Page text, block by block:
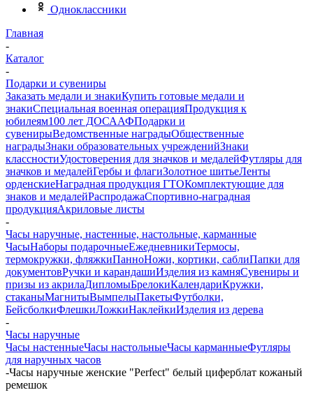
Одноклассники
Главная
-
Каталог
-
Подарки и сувениры
Заказать медали и знакиКупить готовые медали и
знакиСпециальная военная операцияПродукция к
юбилеям100 лет ДОСААФПодарки и
сувенирыВедомственные наградыОбщественные
наградыЗнаки образовательных учрежденийЗнаки
классностиУдостоверения для значков и медалейФутляры для
значков и медалейГербы и флагиЗолотное шитьеЛенты
орденскиеНаградная продукция ГТОКомплектующие для
знаков и медалейРаспродажаСпортивно-наградная
продукцияАкриловые листы
-
Часы наручные, настенные, настольные, карманные
ЧасыНаборы подарочныеЕжедневникиТермосы,
термокружки, фляжкиПанноНожи, кортики, саблиПапки для
документовРучки и карандашиИзделия из камняСувениры и
призы из акрилаДипломыБрелокиКалендариКружки,
стаканыМагнитыВымпелыПакетыФутболки,
БейсболкиФлешкиЛожкиНаклейкиИзделия из дерева
-
Часы наручные
Часы настенныеЧасы настольныеЧасы карманныеФутляры
для наручных часов
-Часы наручные женские "Perfect" белый циферблат кожаный
ремешок